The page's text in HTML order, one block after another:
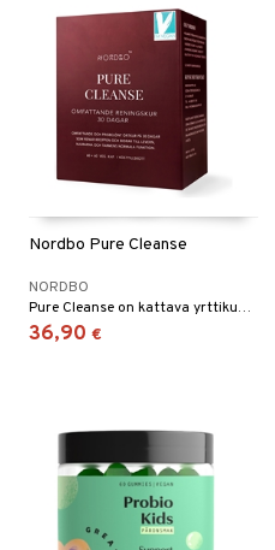
Nordbo Pure Cleanse
NORDBO
Pure Cleanse on kattava yrttikuuri joka puhdistaa kehosi valmistaen sistä puhtaampaan elämään. Pure Cleanse on 30 päivän detox-kuuri.
36,90 €